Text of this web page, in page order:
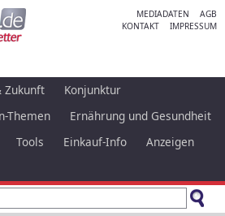
MEDIADATEN
AGB
KONTAKT
IMPRESSUM
Zukunft
Konjunktur
Themen
Ernährung und Gesundheit
Tools Einkauf-Info
Anzeigen